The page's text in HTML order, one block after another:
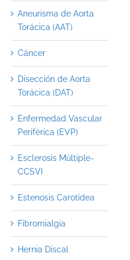
Aneurisma de Aorta
Torácica (AAT)
Cáncer
Disección de Aorta
Torácica (DAT)
Enfermedad Vascular
Periférica (EVP)
Esclerosis Múltiple-
CCSVI
Estenosis Carotídea
Fibromialgia
Hernia Discal